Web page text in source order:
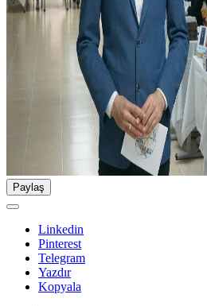
Paylaş
Linkedin
Pinterest
Telegram
Yazdır
Kopyala